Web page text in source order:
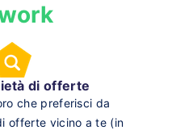
di offerte
che preferisci da
offerte vicino a te (in